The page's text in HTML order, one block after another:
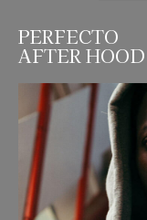
PERFECTO
AFTER